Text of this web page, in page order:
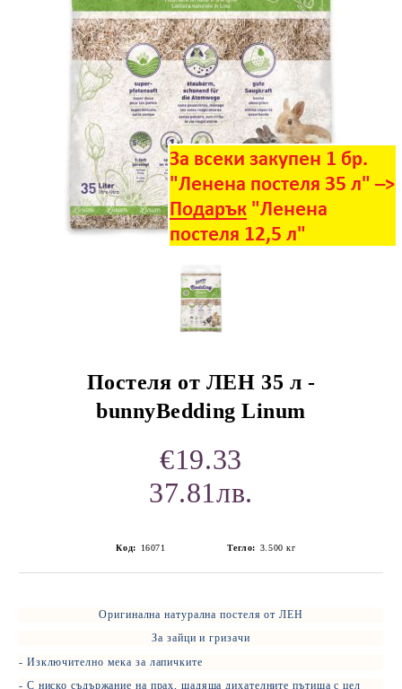
Постеля от ЛЕН 35 л -
bunnyBedding Linum
€19.33
37.81лв.
Код: 16071 Тегло: 3.500 кг
Оригинална натурална постеля от ЛЕН
За зайци и гризачи
- Изключително мека за лапичките
- С ниско съдържание на прах, щадяща дихателните пътища с цел